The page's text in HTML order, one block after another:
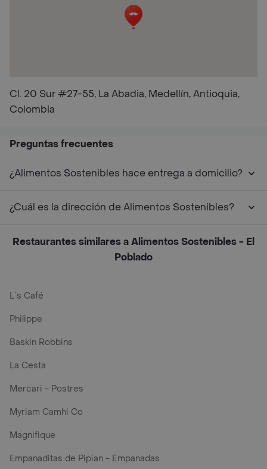
Cl. 20 Sur #27-55, La Abadia, Medellín, Antioquia,
Colombia
Preguntas frecuentes
¿Alimentos Sostenibles hace entrega a domicilio?
¿Cuál es la dirección de Alimentos Sostenibles?
Restaurantes similares a Alimentos Sostenibles - El
Poblado
L´s Café
Philippe
Baskin Robbins
La Cesta
Mercari - Postres
Myriam Camhi Co
Magnifique
Empanaditas de Pipian - Empanadas